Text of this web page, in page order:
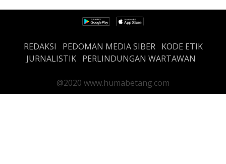
REDAKSI PEDOMAN MEDIA SIBER
KODE ETIK
JURNALISTIK PERLINDUNGAN WARTAWAN
@2020 www.humabetang.com